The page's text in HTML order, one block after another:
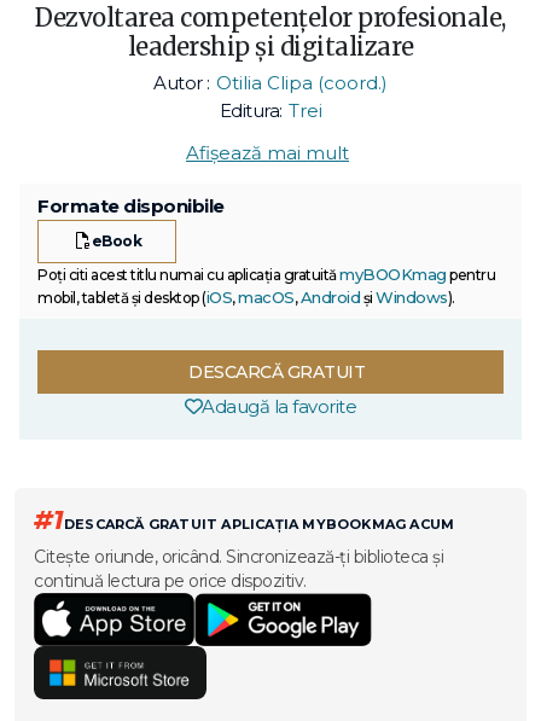
Dezvoltarea competențelor profesionale,
leadership și digitalizare
Autor : Otilia Clipa (coord.)
Editura: Trei
Afișează mai mult
Formate disponibile
eBook
Poți citi acest titlu numai cu aplicația gratuitămyBOOKmag pentru
mobil, tabletă și desktop (iOS,macOS,Android și Windows).
DESCARCĂ GRATUIT
Adaugă la favorite
#1DESCARCĂ GRATUIT APLICAȚIA MYBOOKMAG ACUM
Citește oriunde, oricând. Sincronizează-ți biblioteca și
continuă lectura pe orice dispozitiv.